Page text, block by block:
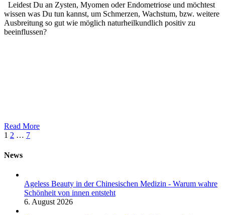
Leidest Du an Zysten, Myomen oder Endometriose und möchtest
wissen was Du tun kannst, um Schmerzen, Wachstum, bzw. weitere
Ausbreitung so gut wie möglich naturheilkundlich positiv zu
beeinflussen?
Read More
1 2 … 7Weiter
News
Ageless Beauty in der Chinesischen Medizin - Warum wahre
Schönheit von innen entsteht
6. August 2026